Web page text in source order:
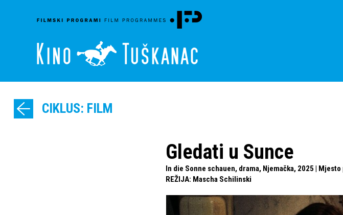
CIKLUS: FILM
Gledati u Sunce
In die Sonne schauen, drama, Njemačka, 2025 |
REŽIJA: Mascha Schilinski